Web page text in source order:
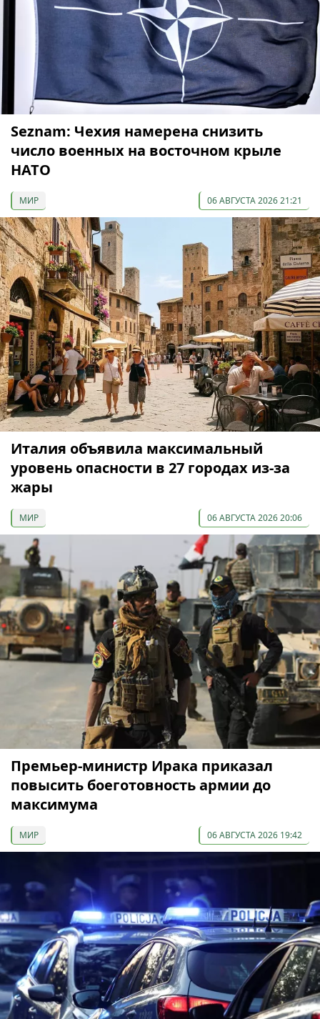
Seznam: Чехия намерена снизить
число военных на восточном крыле
НАТО
МИР 06 АВГУСТА 2026 21:21
Италия объявила максимальный
уровень опасности в 27 городах из-за
жары
МИР 06 АВГУСТА 2026 20:06
Премьер-министр Ирака приказал
повысить боеготовность армии до
максимума
МИР 06 АВГУСТА 2026 19:42